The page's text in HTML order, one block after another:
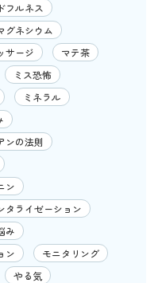
フルネス
グネシウム
サージ
マテ茶
ミス恐怖
ミネラル
ンの法則
ン
タライゼーション
み
ン
モニタリング
やる気